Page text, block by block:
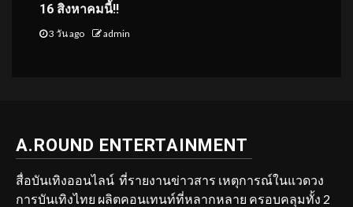
16 สิงหาคมนี้!!
3 วัน ago admin
A.ROUND ENTERTAINMENT
สื่อบันเทิงออนไลน์ ที่รายงานข่าวสาร เหตุการณ์ในแวดวง
การบันเทิงไทย ผลิตคอนเทนท์ที่หลากหลาย ครอบคลุมทั้ง 2